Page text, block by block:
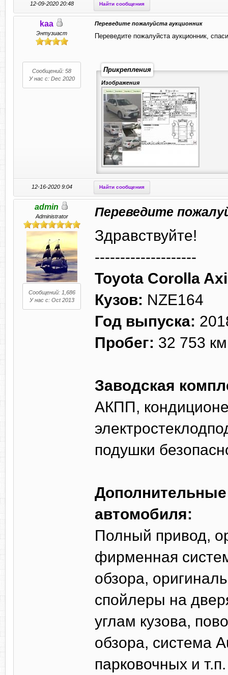
12-09-2020 20:48 Найти сообщения
kaa
Энтузиаст
Сообщений: 58
У нас с: Dec 2020
Переведите пожалуйста аукционник
Переведите пожалуйста аукционник,
Прикрепления
Изображения
12-16-2020 9:04 Найти сообщения
admin
Administrator
Сообщений: 1,686
У нас с: Oct 2013
Переведите
Здравствуйте!
--------------------
Toyota Corolla
Кузов: NZE164
Год выпуска:
Пробег: 32 753 км
Заводская
АКПП,
подушки
автомобиля:
Полный привод,
фирменная
обзора,
спойлеры на
углам кузова,
обзора, система
парковочных и